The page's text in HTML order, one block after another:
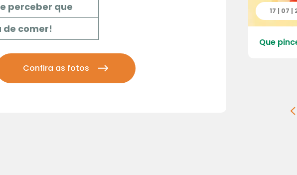
perceber que
de comer!
Confira as fotos
01 | 08 | 2026
Maquete do Quarteirão da Escola – Pré
17 | 07 |
Que